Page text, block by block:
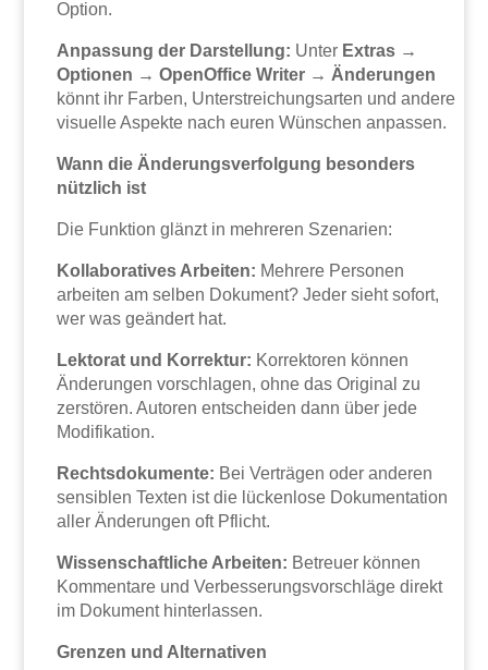
Option.
Anpassung der Darstellung: Unter Extras →
Optionen → OpenOffice Writer → Änderungen
könnt ihr Farben, Unterstreichungsarten und andere
visuelle Aspekte nach euren Wünschen anpassen.
Wann die Änderungsverfolgung besonders
nützlich ist
Die Funktion glänzt in mehreren Szenarien:
Kollaboratives Arbeiten: Mehrere Personen
arbeiten am selben Dokument? Jeder sieht sofort,
wer was geändert hat.
Lektorat und Korrektur: Korrektoren können
Änderungen vorschlagen, ohne das Original zu
zerstören. Autoren entscheiden dann über jede
Modifikation.
Rechtsdokumente: Bei Verträgen oder anderen
sensiblen Texten ist die lückenlose Dokumentation
aller Änderungen oft Pflicht.
Wissenschaftliche Arbeiten: Betreuer können
Kommentare und Verbesserungsvorschläge direkt
im Dokument hinterlassen.
Grenzen und Alternativen